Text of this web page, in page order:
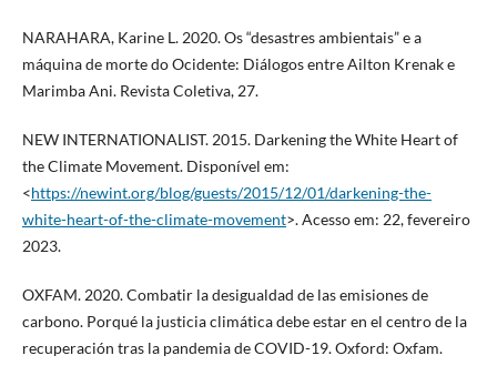
NARAHARA, Karine L. 2020. Os “desastres ambientais” e a
máquina de morte do Ocidente: Diálogos entre Ailton Krenak e
Marimba Ani. Revista Coletiva, 27.
NEW INTERNATIONALIST. 2015. Darkening the White Heart of
the Climate Movement. Disponível em:
<https://newint.org/blog/guests/2015/12/01/darkening-the-
white-heart-of-the-climate-movement>. Acesso em: 22, fevereiro
2023.
OXFAM. 2020. Combatir la desigualdad de las emisiones de
carbono. Porqué la justicia climática debe estar en el centro de la
recuperación tras la pandemia de COVID-19. Oxford: Oxfam.